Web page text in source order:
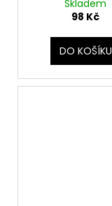
Skladem
98 Kč
DO KOŠÍKU